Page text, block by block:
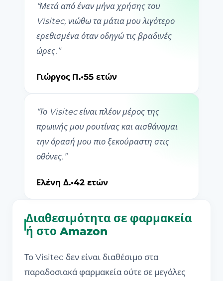
“Μετά από έναν μήνα χρήσης του
Visitec, νιώθω τα μάτια μου λιγότερο
ερεθισμένα όταν οδηγώ τις βραδινές
ώρες. ”
Γιώργος Π.•55 ετών
“Το Visitec είναι πλέον μέρος της
πρωινής μου ρουτίνας και αισθάνομαι
την όρασή μου πιο ξεκούραστη στις
οθόνες. ”
Ελένη Δ.•42 ετών
Διαθεσιμότητα σε φαρμακεία
ή στο Amazon
Το Visitec δεν είναι διαθέσιμο στα
παραδοσιακά φαρμακεία ούτε σε μεγάλες